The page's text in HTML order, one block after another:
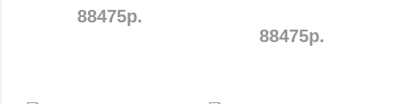
88475р.
88475р.